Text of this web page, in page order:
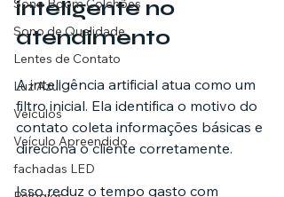
Sono Boom Colchões
Sono de Qualidade
Lentes de Contato
Luz Azul
Veículos
Veículo Apreendido
fachadas LED
inteligente no
atendimento
A inteligência artificial atua como um
filtro inicial. Ela identifica o motivo do
contato coleta informações básicas e
direciona o cliente corretamente.
Isso reduz o tempo gasto com